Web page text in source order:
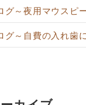
グ～夜用マウスピ
グ～自費の入れ歯